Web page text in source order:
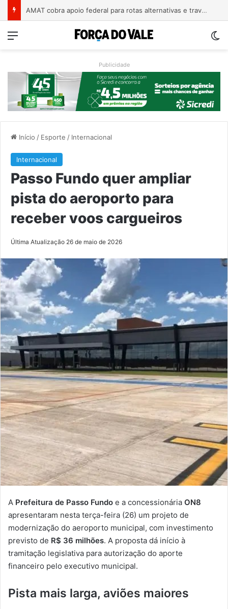
A arte de projetar o dom de cuidar
Menu
Publicidade
Início / Esporte / Internacional
Internacional
Passo Fundo quer ampliar
pista do aeroporto para
receber voos cargueiros
Última Atualização 26 de maio de 2026
A Prefeitura de Passo Fundo e a concessionária ON8
apresentaram nesta terça-feira (26) um projeto de
modernização do aeroporto municipal, com investimento
previsto de R$ 36 milhões. A proposta dá início à
tramitação legislativa para autorização do aporte
financeiro pelo executivo municipal.
Pista mais larga, aviões maiores